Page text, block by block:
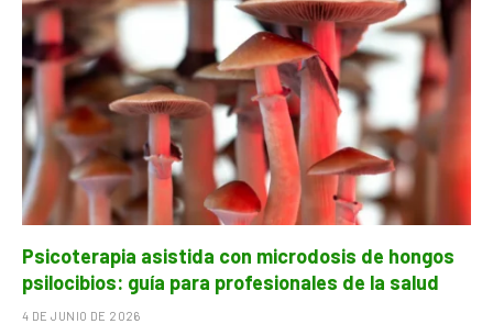
Psicoterapia asistida con microdosis de hongos
psilocibios: guía para profesionales de la salud
4 DE JUNIO DE 2026